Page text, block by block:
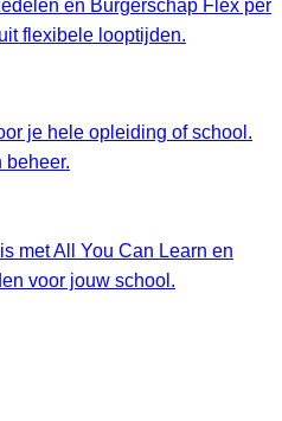
en Burgerschap Flex per
flexibele looptijden.
je hele opleiding of school.
beheer.
met All You Can Learn en
voor jouw school.